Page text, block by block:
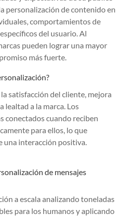
personalización de contenido en
comportamientos de
del usuario. Al
pueden lograr una mayor
más fuerte.
satisfacción del cliente, mejora
lealtad a la marca. Los
conectados cuando reciben
para ellos, lo que
una interacción positiva.
de mensajes
a escala analizando toneladas
para los humanos y aplicando